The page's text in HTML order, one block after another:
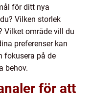
för ditt nya
Vilken storlek
Vilket område vill du
preferenser kan
fokusera på de
behov.
för att